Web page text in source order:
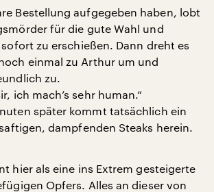
Bestellung aufgegeben haben, lobt
für die gute Wahl und
zu erschießen. Dann dreht es
einmal zu Arthur um und
zu.
ich mach’s sehr human.“
später kommt tatsächlich ein
dampfenden Steaks herein.
hier als eine ins Extrem gesteigerte
Opfers. Alles an dieser von